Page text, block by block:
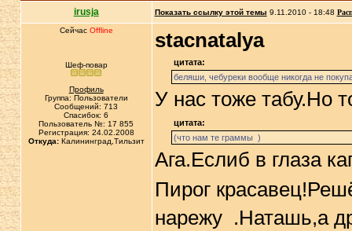
irusja Показать ссылку этой темы 9.11.2010 - 18:48
Сейчас Offline
Шеф-повар
Профиль
Группа: Пользователи
Сообщений: 713
Спасибок: 6
Пользователь №: 17 855
Регистрация: 24.02.2008
Откуда:Калининград,Тильзит
stacnatalya
цитата:
беляши, чебуреки вообще никогда не
У нас тоже табу.Но
цитата:
(что нам те граммы )
Ага.Еслиб в глаза
Пирог
нарежу .Наташь,а